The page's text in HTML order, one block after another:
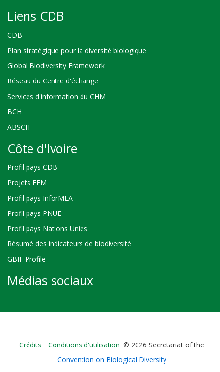
Liens CDB
CDB
Plan stratégique pour la diversité biologique
Global Biodiversity Framework
Réseau du Centre d'échange
Services d'information du CHM
BCH
ABSCH
Côte d'Ivoire
Profil pays CDB
Projets FEM
Profil pays InforMEA
Profil pays PNUE
Profil pays Nations Unies
Résumé des indicateurs de biodiversité
GBIF Profile
Médias sociaux
Bioland
-
Crédits Conditions d'utilisation © 2026 Secretariat of the
Convention on Biological Diversity